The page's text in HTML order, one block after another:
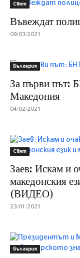
Свят
Въвеждат
09/03/2021
България
За първи път:
Македония
04/02/2021
Свят
Заев: Искам и
македонския
(ВИДЕО)
23/01/2021
България